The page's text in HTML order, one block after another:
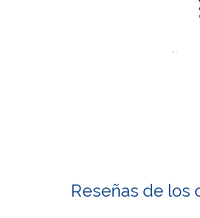
Reseñas de los